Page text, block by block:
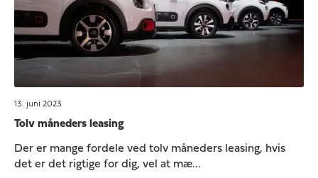
13. juni 2023
Tolv måneders leasing
Der er mange fordele ved tolv måneders leasing, hvis
det er det rigtige for dig, vel at mæ...